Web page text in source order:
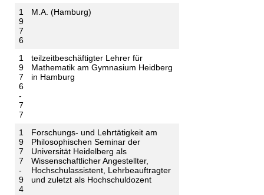
1
9
7
6
M.A. (Hamburg)
1
9
7
6
-
7
7
teilzeitbeschäftigter Lehrer für
Mathematik am Gymnasium Heidberg
in Hamburg
1
9
7
7
-
9
4
Forschungs- und Lehrtätigkeit am
Philosophischen Seminar der
Universität Heidelberg als
Wissenschaftlicher Angestellter,
Hochschulassistent, Lehrbeauftragter
und zuletzt als Hochschuldozent